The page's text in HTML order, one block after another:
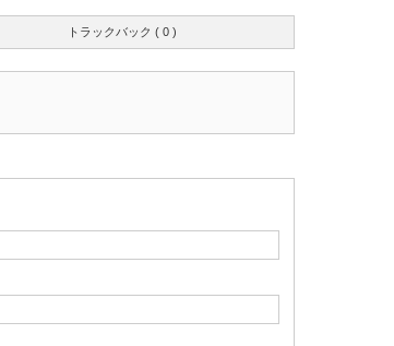
トラックバック ( 0 )